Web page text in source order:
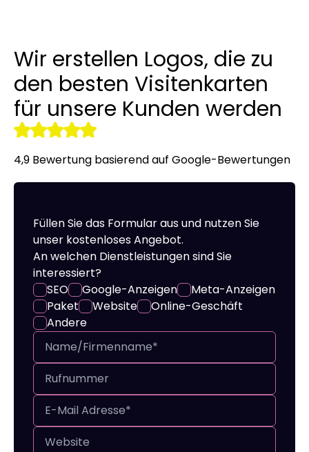
NAP-Visitenkarten
Audyt SEO
Allegro-Anzeigen
Umgang mit sozialen Medien
Ein Online Shop für Sie
Server-Verwaltung
tools
Wir erstellen Logos, die zu
den besten Visitenkarten
für unsere Kunden werden
4,9 Bewertung basierend auf Google-Bewertungen
Füllen Sie das Formular aus und nutzen Sie
unser kostenloses Angebot.
An welchen Dienstleistungen sind Sie
interessiert?
SEO
Google-Anzeigen
Meta-Anzeigen
Paket
Website
Online-Geschäft
Andere